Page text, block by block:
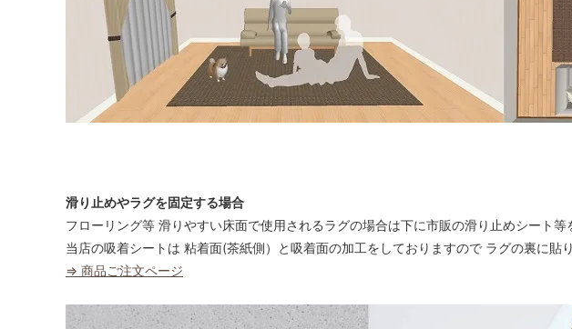
滑り止めやラグを固定する場合
フローリング等 滑りやすい床面で使用されるラグの場合は下に市販の滑り止めシート等
当店の吸着シートは 粘着面(茶紙側）と吸着面の加工をしておりますので ラグの裏に貼
⇒ 商品ご注文ページ